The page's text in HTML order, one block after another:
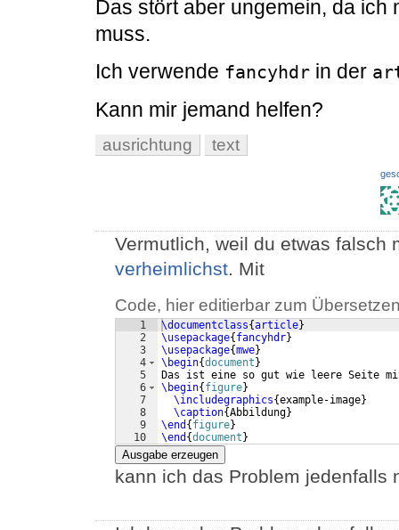
Das stört aber ungemein, da ich
muss.
Ich verwende fancyhdr in der
Kann mir jemand helfen?
ausrichtung text
Vermutlich, weil du etwas falsch
verheimlichst. Mit
Code, hier editierbar zum
1
2
3
4
5
6
7
8
9
10
\documentclass{article}
\usepackage{ fancyhdr}
\usepackage{mwe}
\begin{document }
Das ist eine so gut wie leere Seite
\begin{ figure}
\includegraphics{example-image}
\caption{Abbildung}
\end { figure}
\end {document }
Ausgabe erzeugen
kann ich das Problem jedenfalls